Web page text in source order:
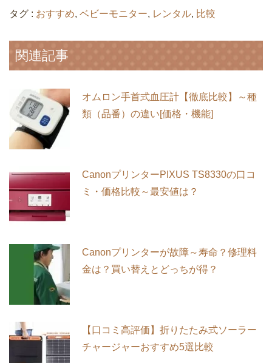
タグ : おすすめ, ベビーモニター, レンタル, 比較
関連記事
オムロン手首式血圧計【徹底比較】～種
類（品番）の違い[価格・機能]
CanonプリンターPIXUS TS8330の口コ
ミ・価格比較～最安値は？
Canonプリンターが故障～寿命？修理料
金は？買い替えとどっちが得？
【口コミ高評価】折りたたみ式ソーラー
チャージャーおすすめ5選比較